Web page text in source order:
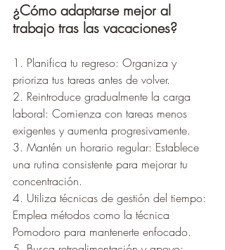
¿Cómo adaptarse mejor al
trabajo tras las vacaciones?
1. Planifica tu regreso: Organiza y
prioriza tus tareas antes de volver.
2. Reintroduce gradualmente la carga
laboral: Comienza con tareas menos
exigentes y aumenta progresivamente.
3. Mantén un horario regular: Establece
una rutina consistente para mejorar tu
concentración.
4. Utiliza técnicas de gestión del tiempo:
Emplea métodos como la técnica
Pomodoro para mantenerte enfocado.